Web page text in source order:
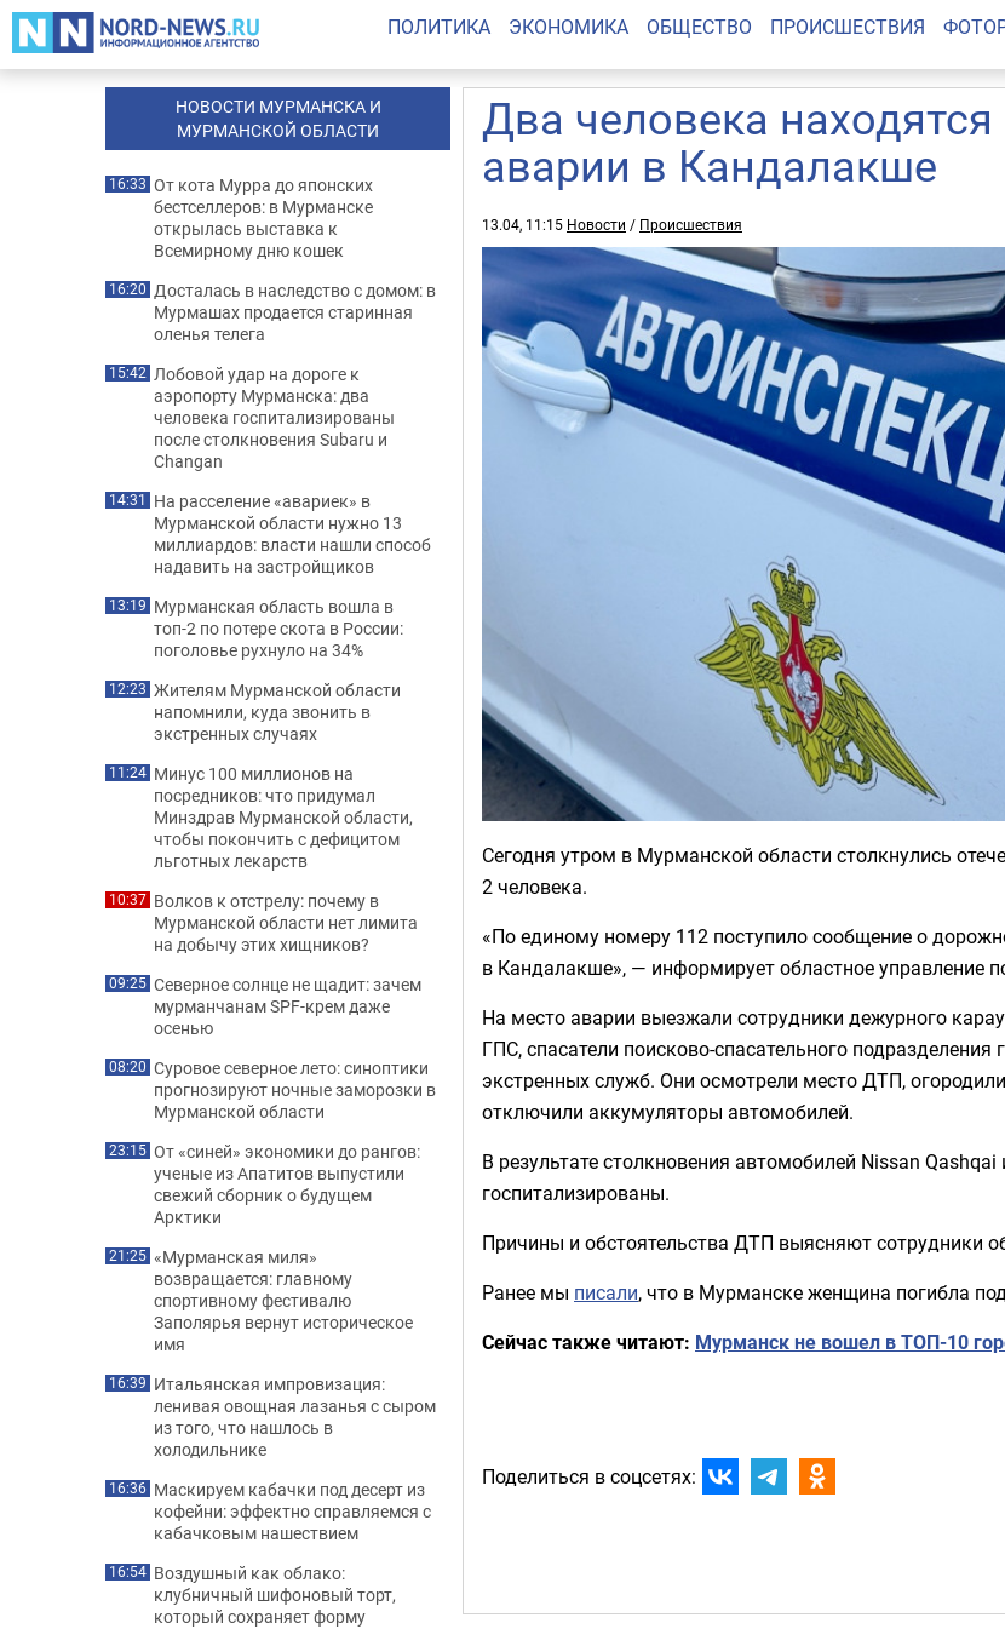
ПОЛИТИКА ЭКОНОМИКА ОБЩЕСТВО ПРОИСШЕСТВИЯ
Два человека
аварии в Кандалакше
13.04, 11:15 Новости / Происшествия
Сегодня утром в Мурманской области столкнулись
2 человека.
«По единому номеру 112 поступило сообщение о
в Кандалакше», — информирует областное управление
На место аварии выезжали сотрудники дежурного
ГПС, спасатели поисково-спасательного
экстренных служб. Они осмотрели место ДТП,
отключили аккумуляторы автомобилей.
В результате столкновения автомобилей Nissan
госпитализированы.
Причины и обстоятельства ДТП выясняют сотрудники
Ранее мы писали, что в Мурманске женщина погибла
Сейчас также читают: Мурманск не вошел в ТОП-10
Поделиться в соцсетях:
НОВОСТИ МУРМАНСКА И
МУРМАНСКОЙ ОБЛАСТИ
16:33 От кота Мурра до японских
бестселлеров: в Мурманске
открылась выставка к
Всемирному дню кошек
16:20 Досталась в наследство с домом: в
Мурмашах продается старинная
оленья телега
15:42 Лобовой удар на дороге к
аэропорту Мурманска: два
человека госпитализированы
после столкновения Subaru и
Changan
14:31 На расселение «авариек» в
Мурманской области нужно 13
миллиардов: власти нашли способ
надавить на застройщиков
13:19 Мурманская область вошла в
топ-2 по потере скота в России:
поголовье рухнуло на 34%
12:23 Жителям Мурманской области
напомнили, куда звонить в
экстренных случаях
11:24 Минус 100 миллионов на
посредников: что придумал
Минздрав Мурманской области,
чтобы покончить с дефицитом
льготных лекарств
10:37 Волков к отстрелу: почему в
Мурманской области нет лимита
на добычу этих хищников?
09:25 Северное солнце не щадит: зачем
мурманчанам SPF-крем даже
осенью
08:20 Суровое северное лето: синоптики
прогнозируют ночные заморозки в
Мурманской области
23:15 От «синей» экономики до рангов:
ученые из Апатитов выпустили
свежий сборник о будущем
Арктики
21:25 «Мурманская миля»
возвращается: главному
спортивному фестивалю
Заполярья вернут историческое
имя
16:39 Итальянская импровизация:
ленивая овощная лазанья с сыром
из того, что нашлось в
холодильнике
16:36 Маскируем кабачки под десерт из
кофейни: эффектно справляемся с
кабачковым нашествием
16:54 Воздушный как облако:
клубничный шифоновый торт,
который сохраняет форму